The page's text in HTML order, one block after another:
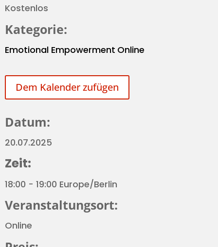
Kostenlos
Kategorie:
Emotional Empowerment Online
Dem Kalender zufügen
Datum:
20.07.2025
Zeit:
18:00 - 19:00 Europe/Berlin
Veranstaltungsort:
Online